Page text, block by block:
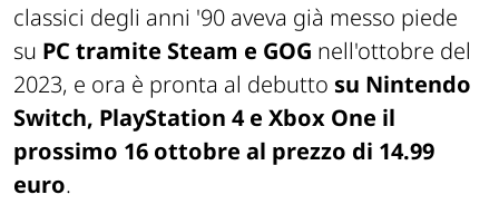
classici degli anni '90 aveva già messo piede
su PC tramite Steam e GOG nell'ottobre del
2023, e ora è pronta al debutto su Nintendo
Switch, PlayStation 4 e Xbox One il
prossimo 16 ottobre al prezzo di 14.99
euro.